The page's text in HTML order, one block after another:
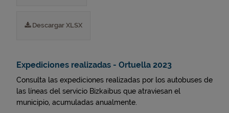
Descargar XLSX
Expediciones realizadas - Ortuella 2023
Consulta las expediciones realizadas por los autobuses de
las líneas del servicio Bizkaibus que atraviesan el
municipio, acumuladas anualmente.